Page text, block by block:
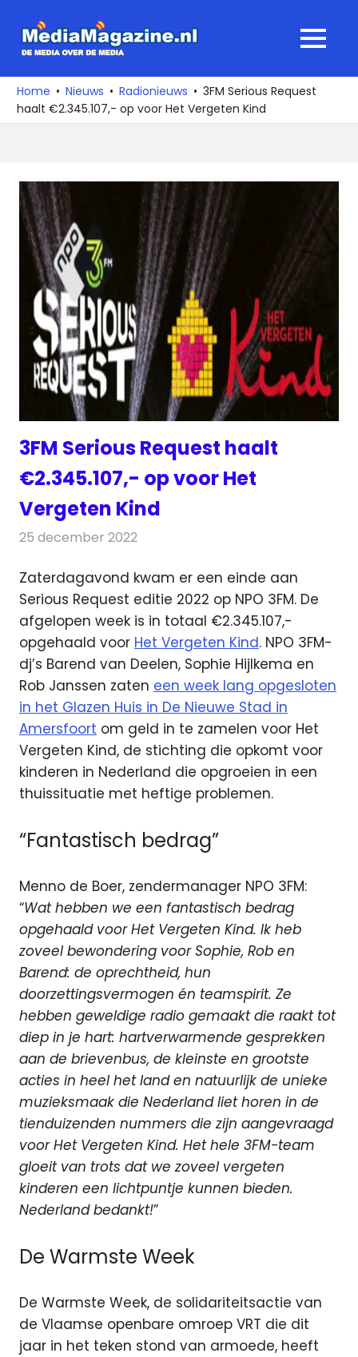
naar
media
over
de
MENU
Home Nieuws Radionieuws
3FM Serious Request
haalt €2.345.107,- op voor Het Vergeten Kind
3FM Serious Request haalt
€2.345.107,- op voor Het
Vergeten Kind
25 december 2022
Zaterdagavond kwam er een einde aan
Serious Request editie 2022 op NPO 3FM. De
afgelopen week is in totaal €2.345.107,-
opgehaald voor Het Vergeten Kind. NPO 3FM-
dj’s Barend van Deelen, Sophie Hijlkema en
Rob Janssen zaten een week lang opgesloten
in het Glazen Huis in De Nieuwe Stad in
Amersfoort om geld in te zamelen voor Het
Vergeten Kind, de stichting die opkomt voor
kinderen in Nederland die opgroeien in een
thuissituatie met heftige problemen.
“Fantastisch bedrag”
Menno de Boer, zendermanager NPO 3FM:
“Wat hebben we een fantastisch bedrag
opgehaald voor Het Vergeten Kind. Ik heb
zoveel bewondering voor Sophie, Rob en
Barend: de oprechtheid, hun
doorzettingsvermogen én teamspirit. Ze
hebben geweldige radio gemaakt die raakt tot
diep in je hart: hartverwarmende gesprekken
aan de brievenbus, de kleinste en grootste
acties in heel het land en natuurlijk de unieke
muzieksmaak die Nederland liet horen in de
tienduizenden nummers die zijn aangevraagd
voor Het Vergeten Kind. Het hele 3FM-team
gloeit van trots dat we zoveel vergeten
kinderen een lichtpuntje kunnen bieden.
Nederland bedankt!”
De Warmste Week
De Warmste Week, de solidariteitsactie van
de Vlaamse openbare omroep VRT die dit
jaar in het teken stond van armoede, heeft